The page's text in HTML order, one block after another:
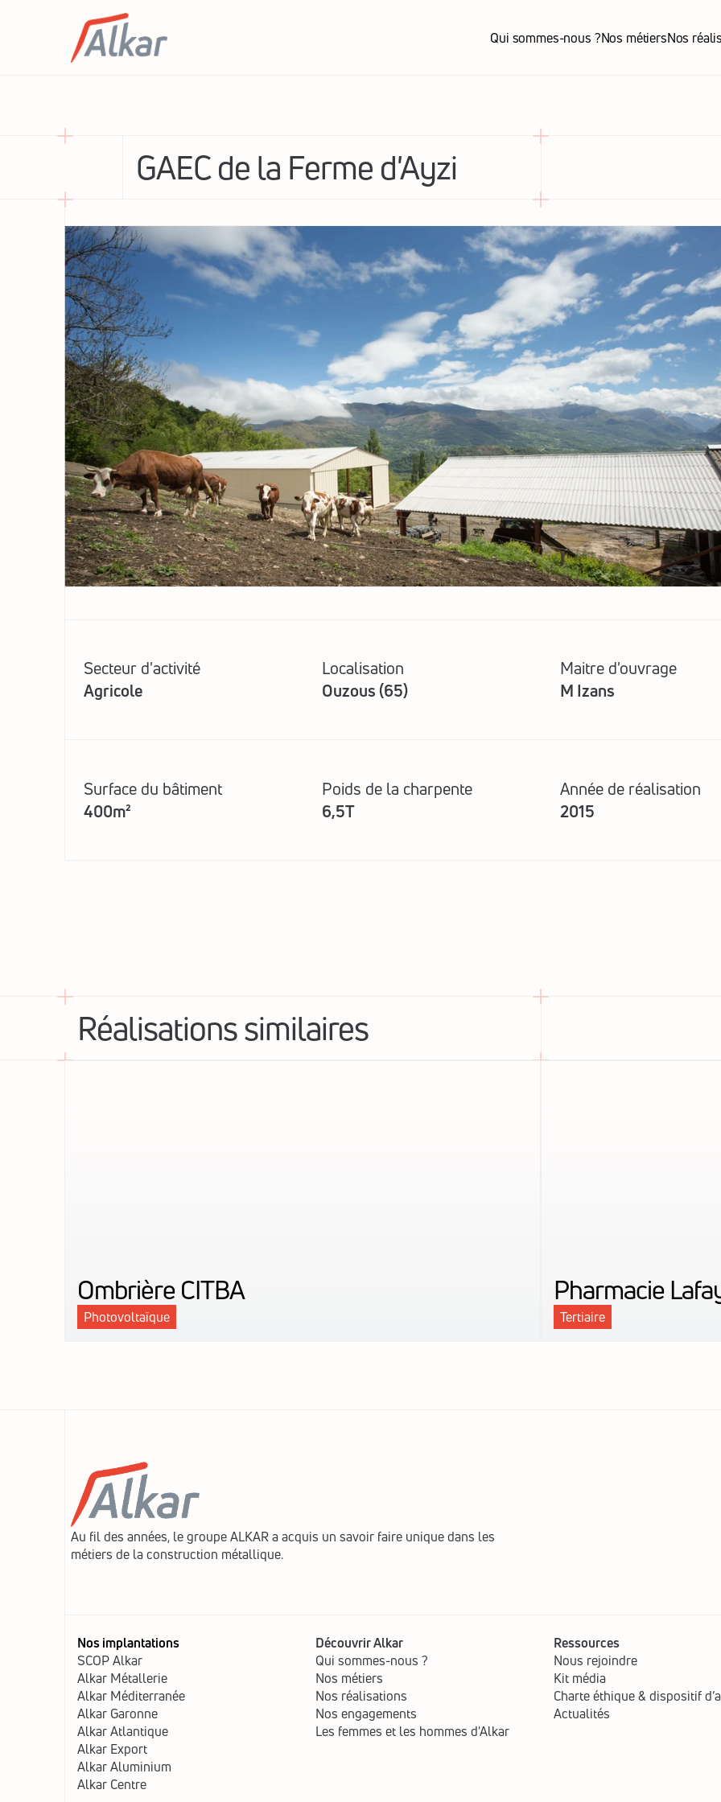
Qui sommes-nous ?Nos métiersNos
GAEC de la Ferme d'Ayzi
Secteur d'activité
Agricole
Localisation
Ouzous (65)
Maitre d'ouvrage
M Izans
Surface du bâtiment
400m²
Poids de la charpente
6,5T
Année de réalisation
2015
Réalisations similaires
Ombrière CITBA
Photovoltaïque
Pharmacie
Tertiaire
Au fil des années, le groupe ALKAR a acquis un savoir faire unique dans les
métiers de la construction métallique.
Nos implantations
SCOP Alkar
Alkar Métallerie
Alkar Méditerranée
Alkar Garonne
Alkar Atlantique
Alkar Export
Alkar Aluminium
Alkar Centre
Découvrir Alkar
Qui sommes-nous ?
Nos métiers
Nos réalisations
Nos engagements
Les femmes et les hommes d'Alkar
Ressources
Nous rejoindre
Kit média
Charte éthique & dispositif
Actualités